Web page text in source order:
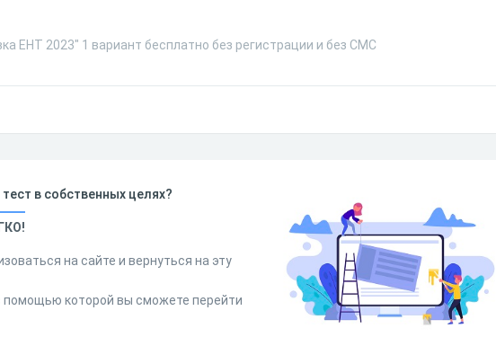
ЕНТ 2023" 1 вариант бесплатно без регистрации и без СМС
в собственных целях?
на сайте и вернуться на эту
помощью которой вы сможете перейти